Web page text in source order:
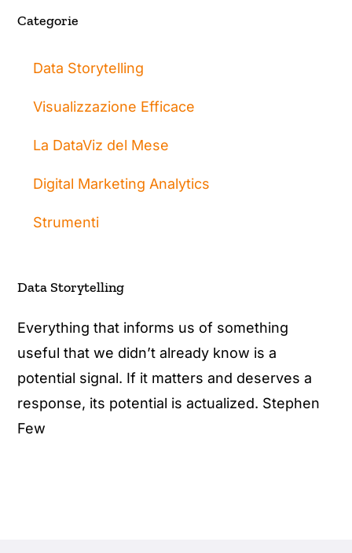
Categorie
Data Storytelling
Visualizzazione Efficace
La DataViz del Mese
Digital Marketing Analytics
Strumenti
Data Storytelling
Everything that informs us of something
useful that we didn’t already know is a
potential signal. If it matters and deserves a
response, its potential is actualized. Stephen
Few